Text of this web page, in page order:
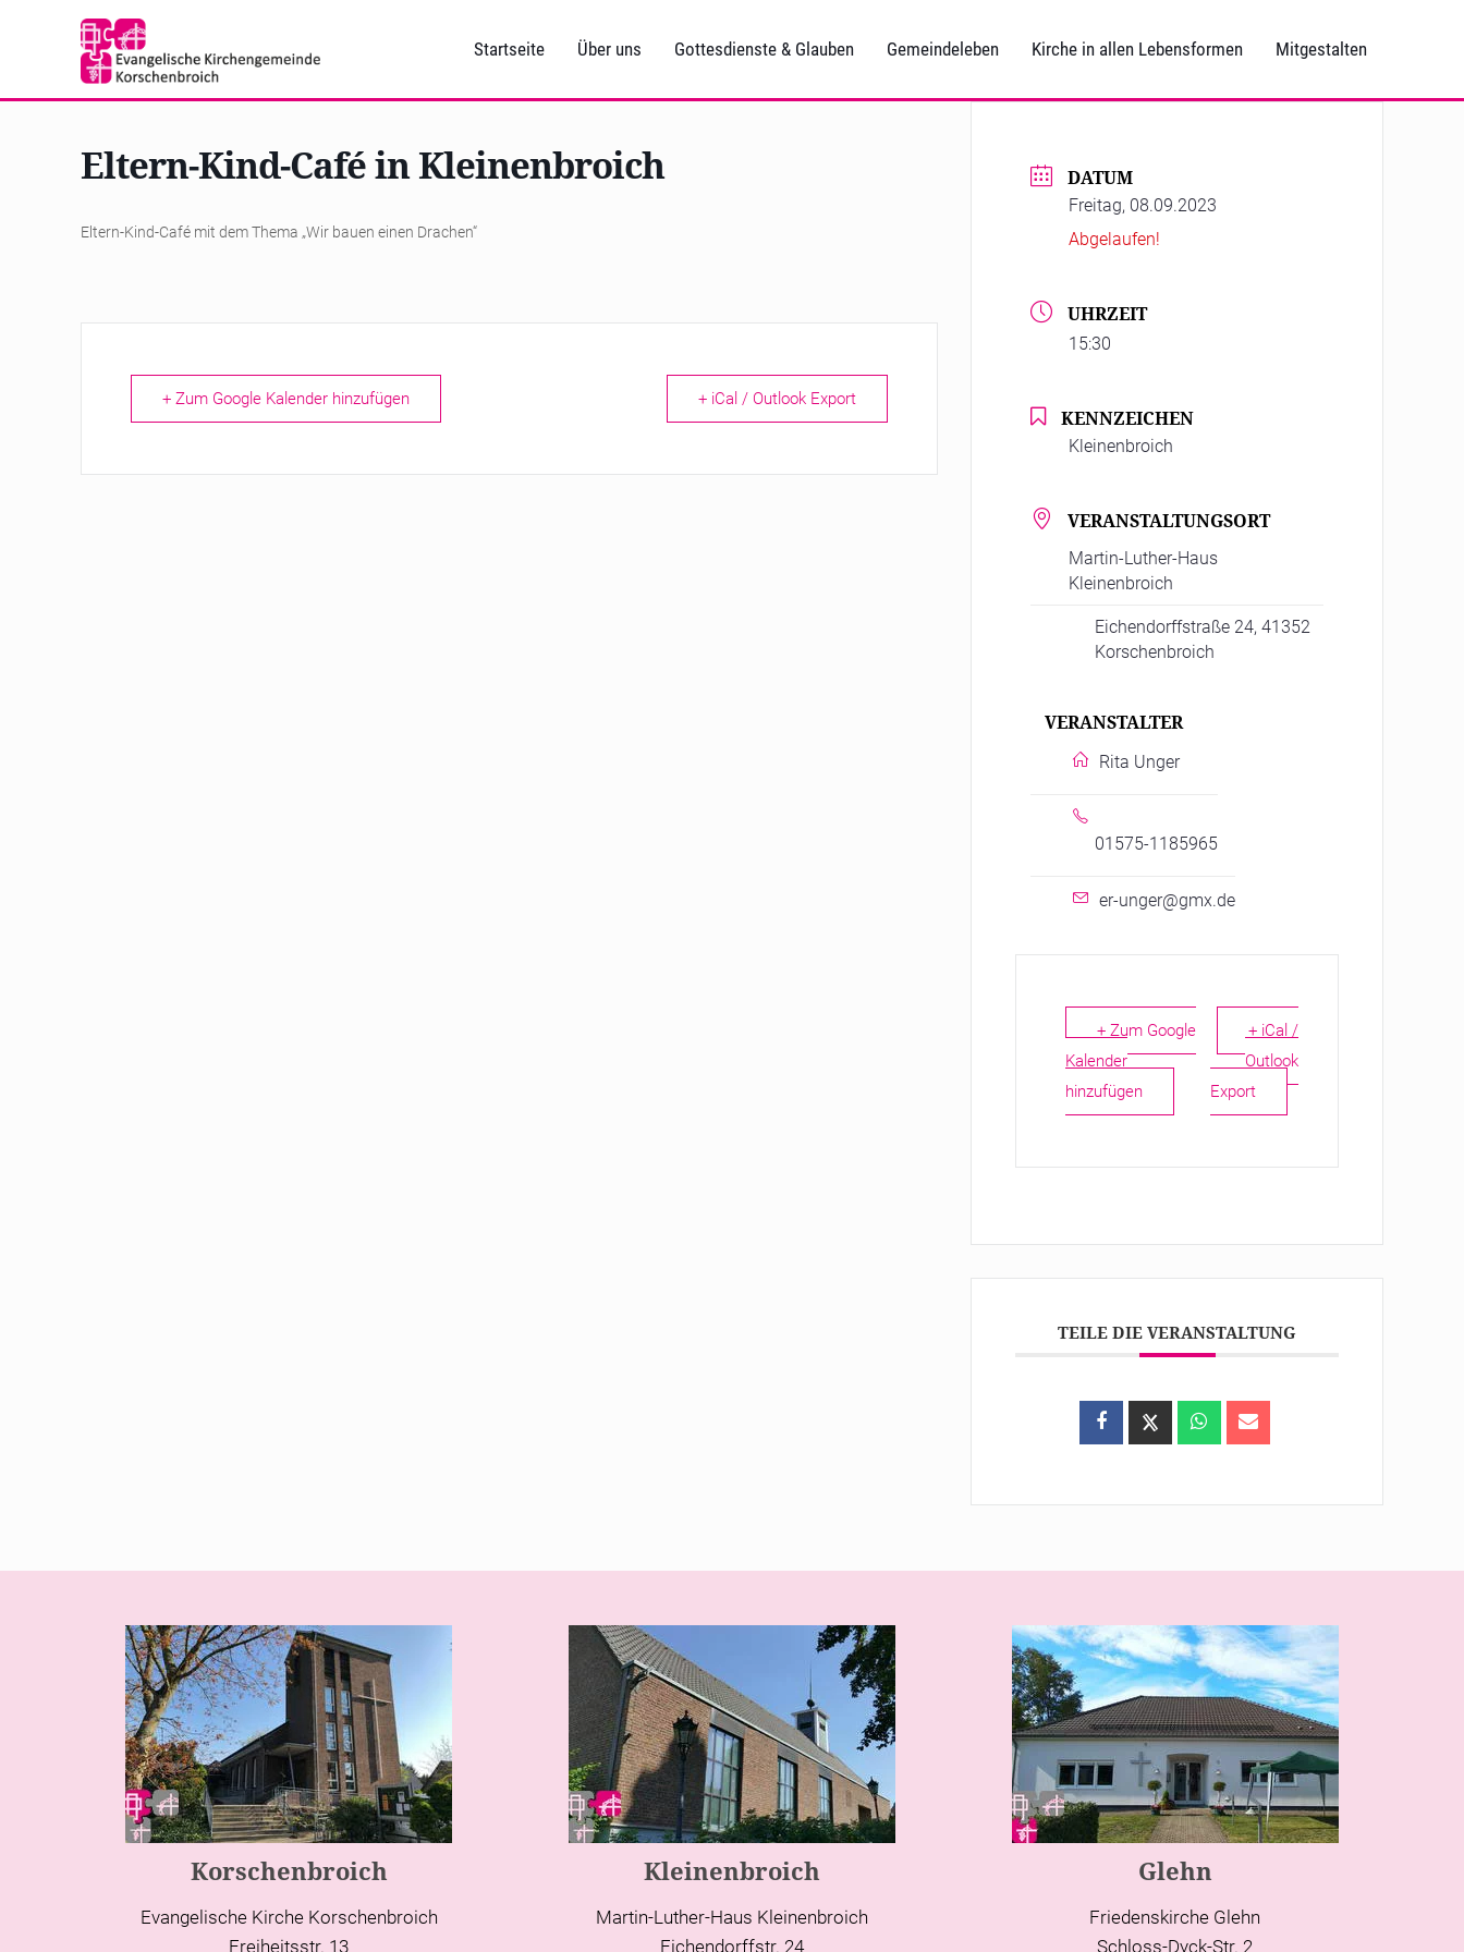
Startseite Über uns Gottesdienste & Glauben Gemeindeleben Kirche in allen Lebensformen Mitgestalten
Eltern-Kind-Café in Kleinenbroich
Eltern-Kind-Café mit dem Thema „Wir bauen einen Drachen“
+ Zum Google Kalender hinzufügen + iCal / Outlook Export
DATUM
Freitag, 08.09.2023
Abgelaufen!
UHRZEIT
15:30
KENNZEICHEN
Kleinenbroich
VERANSTALTUNGSORT
Martin-Luther-Haus
Kleinenbroich
Eichendorffstraße 24, 41352
Korschenbroich
VERANSTALTER
Rita Unger
01575-1185965
er-unger@gmx.de
+ Zum Google
Kalender
hinzufügen
+ iCal /
Outlook
Export
TEILE DIE VERANSTALTUNG
Korschenbroich
Evangelische Kirche Korschenbroich
Freiheitsstr. 13
Kleinenbroich
Martin-Luther-Haus Kleinenbroich
Eichendorffstr. 24
Glehn
Friedenskirche Glehn
Schloss-Dyck-Str. 2